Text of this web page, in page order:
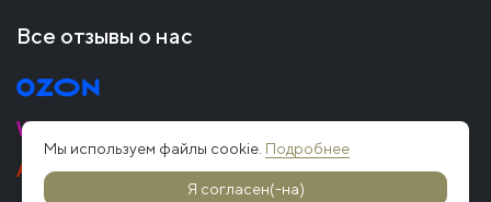
Все отзывы о нас
Мы используем файлы cookie. Подробнее
Я согласен(-на)